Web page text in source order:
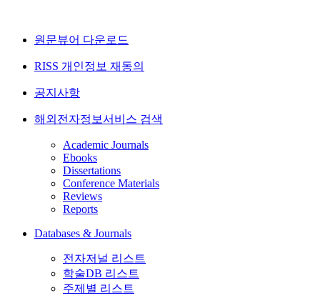
원문뷰어 다운로드
RISS 개인정보 재동의
공지사항
해외전자정보서비스 검색
Academic Journals
Ebooks
Dissertations
Conference Materials
Reviews
Reports
Databases & Journals
전자저널 리스트
학술DB 리스트
주제별 리스트